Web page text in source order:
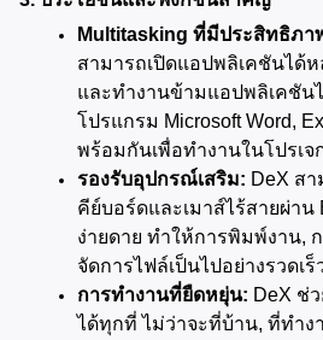
Multitasking ที่มีประสิทธิภา
สามารถเปิดแอปพลิเคชันได้
และทำงานข้ามแอปพลิเคชัน
โปรแกรม Microsoft Word,
พร้อมกันเพื่อทำงานในโปรเจ
รองรับอุปกรณ์เสริม: DeX ส
คีย์บอร์ดและเมาส์ไร้สายผ่าน
ง่ายดาย ทำให้การพิมพ์งาน,
จัดการไฟล์เป็นไปอย่างรวดเ
การทำงานที่ยืดหยุ่น: DeX ช่
ได้ทุกที่ ไม่ว่าจะที่บ้าน, ที่ทำง